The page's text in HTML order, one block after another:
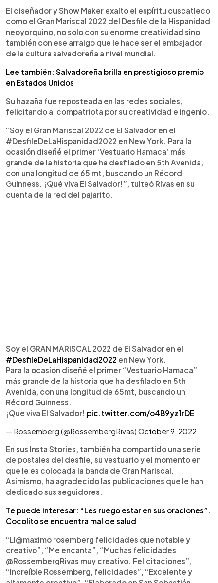
El diseñador y Show Maker exalto el espíritu cuscatleco
como el Gran Mariscal 2022 del Desfile de la Hispanidad
neoyorquino, no solo con su enorme creatividad sino
también con ese arraigo que le hace ser el embajador
de la cultura salvadoreña a nivel mundial.
Lee también: Salvadoreña brilla en prestigioso premio
en Estados Unidos
Su hazaña fue reposteada en las redes sociales,
felicitando al compatriota por su creatividad e ingenio.
“Soy el Gran Mariscal 2022 de El Salvador en el
#DesfileDeLaHispanidad2022 en New York. Para la
ocasión diseñé el primer ‘Vestuario Hamaca’ más
grande de la historia que ha desfilado en 5th Avenida,
con una longitud de 65 mt, buscando un Récord
Guinness. ¡Qué viva El Salvador!”, tuiteó Rivas en su
cuenta de la red del pajarito.
Soy el GRAN MARISCAL 2022 de El Salvador en el
#DesfileDeLaHispanidad2022 en New York.
Para la ocasión diseñé el primer “Vestuario Hamaca”
más grande de la historia que ha desfilado en 5th
Avenida, con una longitud de 65mt, buscando un
Récord Guinness.
¡Que viva El Salvador! pic.twitter.com/o4B9yz1rDE
— Rossemberg (@RossembergRivas) October 9, 2022
En sus Insta Stories, también ha compartido una serie
de postales del desfile, su vestuario y el momento en
que le es colocada la banda de Gran Mariscal.
Asimismo, ha agradecido las publicaciones que le han
dedicado sus seguidores.
Te puede interesar: “Les ruego estar en sus oraciones”.
Cocolito se encuentra mal de salud
“Ll@maximo rosemberg felicidades que notable y
creativo”, “Me encanta”, “Muchas felicidades
@RossembergRivas muy creativo. Felicitaciones”,
“Increíble Rossemberg, felicidades”, “Excelente y